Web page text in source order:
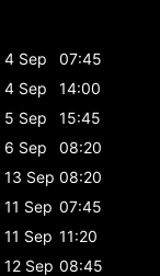
4 Sep
07:45
4 Sep
14:00
5 Sep
15:45
6 Sep
08:20
13 Sep 08:20
11 Sep 07:45
11 Sep 11:20
12 Sep 08:45